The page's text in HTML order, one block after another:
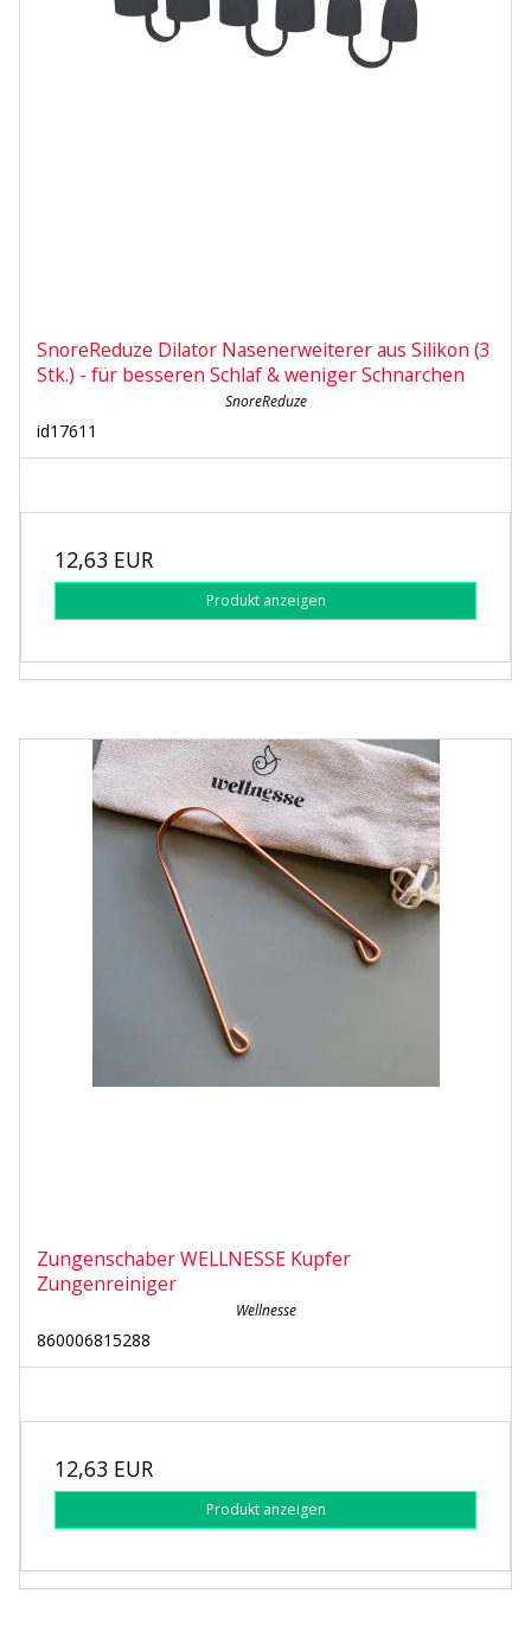
SnoreReduze Dilator Nasenerweiterer aus Silikon (3
Stk.) - für besseren Schlaf & weniger Schnarchen
SnoreReduze
id17611
12,63 EUR
Produkt anzeigen
Zungenschaber WELLNESSE Kupfer
Zungenreiniger
Wellnesse
860006815288
12,63 EUR
Produkt anzeigen